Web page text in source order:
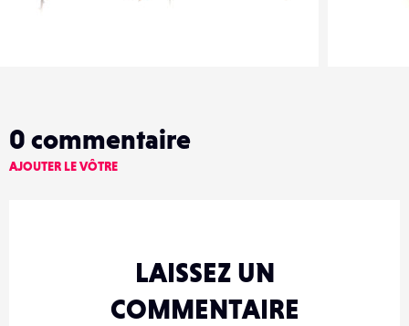
0 commentaire
AJOUTER LE VÔTRE
LAISSEZ UN
COMMENTAIRE